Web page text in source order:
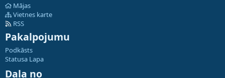
Mājas
Vietnes karte
RSS
Pakalpojumu
Podkāsts
Statusa Lapa
Daļa no